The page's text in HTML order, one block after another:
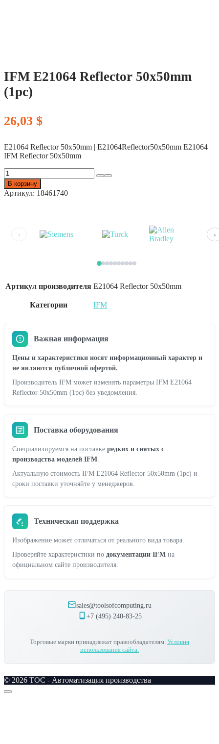
IFM E21064 Reflector 50x50mm
(1pc)
26,03 $
E21064 Reflector 50x50mm | E21064Reflector50x50mm E21064
IFM Reflector 50x50mm
Количество
товара
IFM
E21064
В корзину
Артикул: 18461740
‹ ›
Артикул производителя E21064 Reflector 50x50mm
Категории IFM
Важная информация
Цены и характеристики носят информационный характер и
не являются публичной офертой.
Производитель IFM может изменять параметры IFM E21064
Reflector 50x50mm (1pc) без уведомления.
Поставка оборудования
Специализируемся на поставке редких и снятых с
производства моделей IFM
Актуальную стоимость IFM E21064 Reflector 50x50mm (1pc) и
сроки поставки уточняйте у менеджеров.
Техническая поддержка
Изображение может отличаться от реального вида товара.
Проверяйте характеристики по документации IFM на
официальном сайте производителя.
sales@toolsofcomputing.ru
+7 (495) 240-83-25
Торговые марки принадлежат правообладателям. Условия
использования сайта.
© 2026 TOC - Автоматизация производства